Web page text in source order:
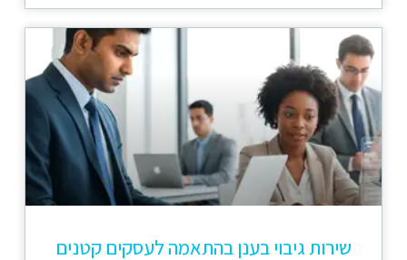
שירות גיבוי בענן בהתאמה לעסקים קטנים